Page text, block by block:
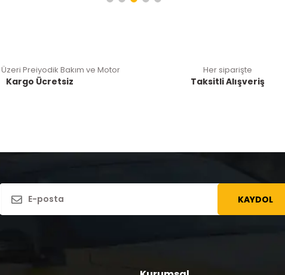
Üzeri Preiyodik Bakım ve Motor
Kargo Ücretsiz
Her siparişte
Taksitli Alışveriş
KAYDOL